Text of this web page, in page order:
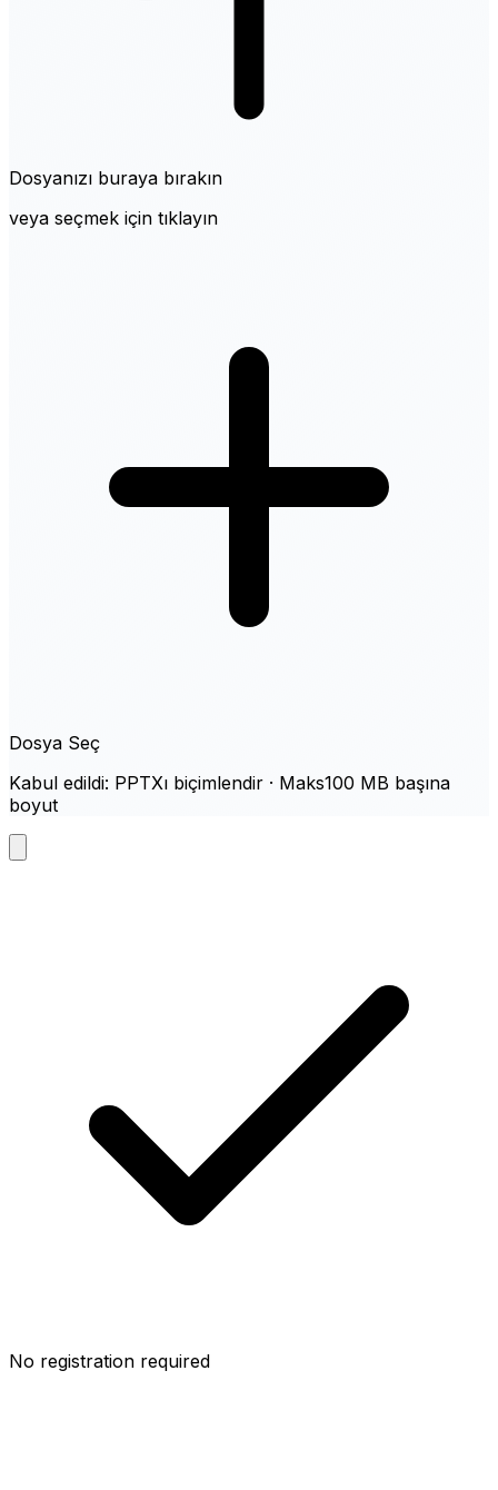
Dosyanızı buraya bırakın
veya seçmek için tıklayın
Dosya Seç
Kabul edildi: PPTXı biçimlendir · Maks100 MB başına
boyut
No registration required